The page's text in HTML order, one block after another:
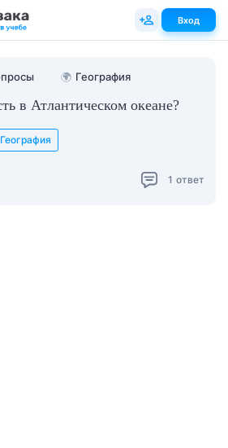
🌍 География
в Атлантическом океане?
География
1 ответ
Вход